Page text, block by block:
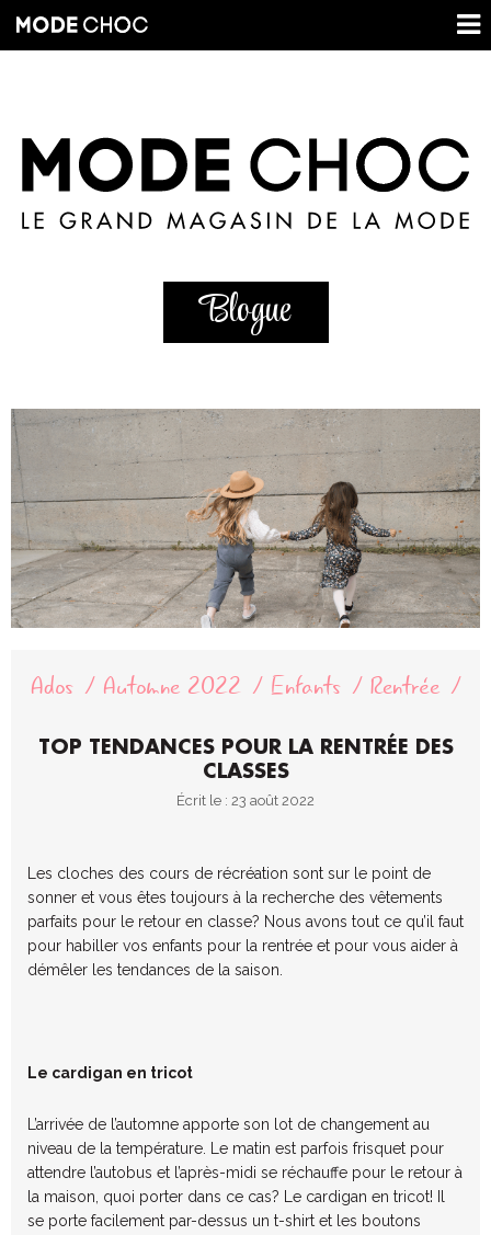
Blogue
Ados Automne 2022 Enfants Rentrée
TOP TENDANCES POUR LA RENTRÉE DES
CLASSES
Écrit le : 23 août 2022
Les cloches des cours de récréation sont sur le point de
sonner et vous êtes toujours à la recherche des vêtements
parfaits pour le retour en classe? Nous avons tout ce qu’il faut
pour habiller vos enfants pour la rentrée et pour vous aider à
démêler les tendances de la saison.
Le cardigan en tricot
L’arrivée de l’automne apporte son lot de changement au
niveau de la température. Le matin est parfois frisquet pour
attendre l’autobus et l’après-midi se réchauffe pour le retour à
la maison, quoi porter dans ce cas? Le cardigan en tricot! Il
se porte facilement par-dessus un t-shirt et les boutons